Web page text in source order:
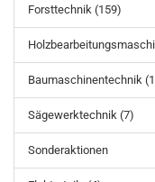
Forsttechnik (159)
Baumaschinentechnik
Sägewerktechnik (7)
Sonderaktionen